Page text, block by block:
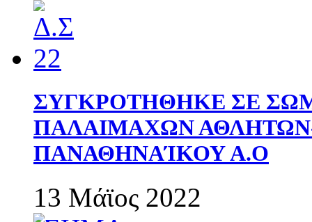
ΣΥΓΚΡΟΤΗΘΗΚΕ ΣΕ
ΠΑΛΑΙΜΑΧΩΝ
ΠΑΝΑΘΗΝΑΊΚΟΥ Α.Ο
13 Μάϊος 2022